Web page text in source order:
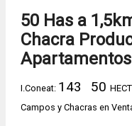
50 Has a
Chacra
I.Coneat: 143 50
Campos y Chacras en